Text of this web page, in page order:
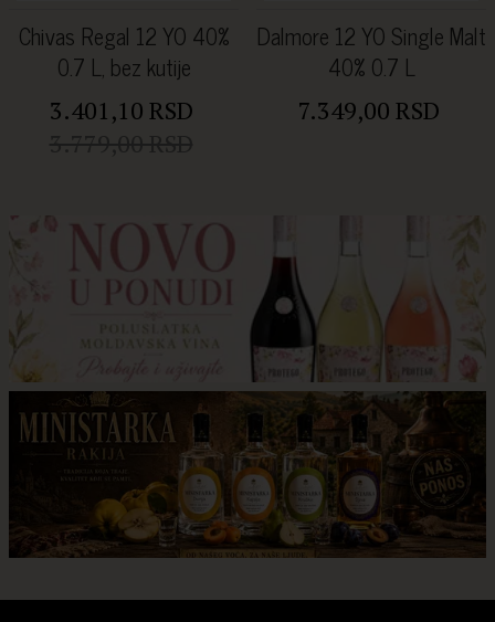
Chivas Regal 12 YO 40%
0.7 L, bez kutije
3.401,10 RSD
Dalmore 12 YO Single Malt
40% 0.7 L
7.349,00 RSD